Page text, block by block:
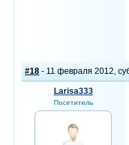
#18 - 11 февраля 2012,
Larisa333
Посетитель